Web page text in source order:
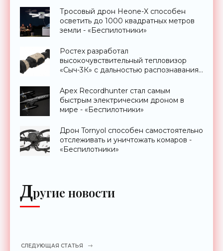
Тросовый дрон Heone-X способен
осветить до 1000 квадратных метров
земли - «Беспилотники»
Ростех разработал
высокочувствительный тепловизор
«Сыч-3К» с дальностью распознавания
Apex Recordhunter стал самым
быстрым электрическим дроном в
мире - «Беспилотники»
Дрон Tornyol способен самостоятельно
отслеживать и уничтожать комаров -
«Беспилотники»
Другие новости
СЛЕДУЮЩАЯ СТАТЬЯ